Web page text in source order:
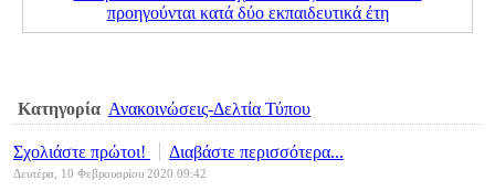
Κατηγορία Ανακοινώσεις-Δελτία Τύπου
Σχολιάστε πρώτοι! Διαβάστε περισσότερα...
Δευτέρα, 10 Φεβρουαρίου 2020 09:42